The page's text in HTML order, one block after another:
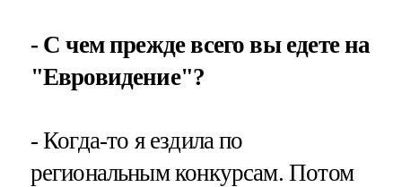
- С чем прежде всего вы едете на
"Евровидение"?
- Когда-то я ездила по
региональным конкурсам. Потом